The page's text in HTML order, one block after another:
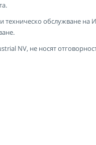
обслужване
NV, не носят